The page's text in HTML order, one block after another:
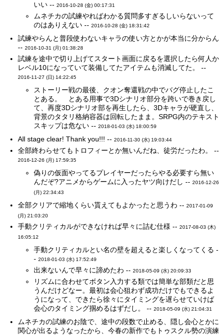
いい --2016-10-28 (金) 00:17:31
ムネチカの試練やればわかる質問多すぎるしいらないって
のはありえない --2016-10-28 (金) 18:31:42
試練やらんと普段使わないキャラの使い方とかが本当に分からん
--2016-10-31 (月) 01:38:28
試練を途中で切り上げてスタート画面に戻るを選択したら何人か
レベル10になっていて装備してたアイテムも消滅してた。 --
2016-11-27 (日) 14:22:45
ストーリー戦の最後、クオン奪還戦の中でバグ停止したこ
とある。 とある用事で3Dシナリオ部分を跨いで巻き戻し
て、再度3Dシナリオ部を再生したら、3Dキャラが硬直し、
背景のタタリ格納容器は回転したまま。SRPG内のテキスト
スキップは危ない --2018-01-03 (水) 18:00:59
All stage clear! Thank you!!! --2016-11-30 (水) 19:03:44
全部終わらせてもトロフィーとか無いんだね、徒労だったわ。 --
2016-12-26 (月) 17:59:35
偽りの仮面やってるプレイヤーだったらやる必要すら無い
んだぞ?アニメからゲームに入ったヤツ向けだし --2016-12-26
(月) 22:34:43
全部クリアで縮地くらい貰えてもよかったと思うわ --2017-01-09
(月) 21:03:20
手動クリティカルができなければ早々に詰む仕様 --2017-08-03 (木)
16:05:12
手動クリティカルとい名の壁を超えると楽しくなってくる -
-2018-01-03 (水) 17:52:49
出来ないんで早々に諦めたわ --2018-05-09 (水) 20:09:33
リズムに合わせてボタン入力する類では簡単な部類だと思
うんだけどなー。最初は会心狙わず成功だけでもできるよ
うになって、できたら徐々にタイミングを遅らせていけば
会心のタイミング掴めるはずだし。 --2018-05-09 (水) 21:04:31
ムネチカの試練のお陰で、途中の段数で止める、隠し会心とかに
関心が出るようなったから、今春の新作でもトゥスクル勢の演練